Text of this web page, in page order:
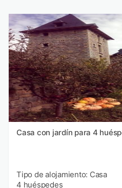
Casa con jardín para 4
Tipo de alojamiento: Casa
4 huéspedes